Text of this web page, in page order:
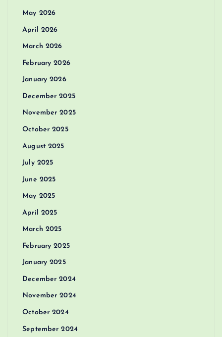
May 2026
April 2026
March 2026
February 2026
January 2026
December 2025
November 2025
October 2025
August 2025
July 2025
June 2025
May 2025
April 2025
March 2025
February 2025
January 2025
December 2024
November 2024
October 2024
September 2024